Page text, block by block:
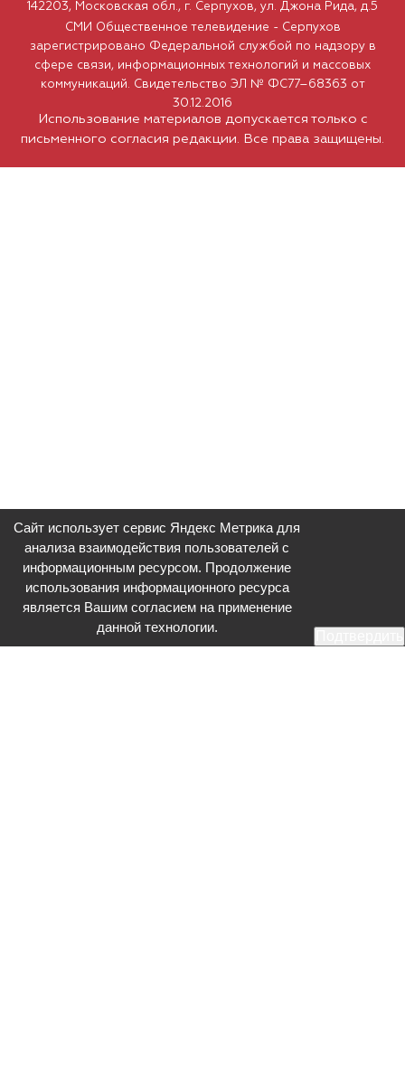
Использование материалов допускается только с
письменного согласия редакции. Все права защищены.
142203, Московская обл., г. Серпухов, ул. Джона Рида, д.5
СМИ Общественное телевидение - Серпухов
зарегистрировано Федеральной службой по надзору в
сфере связи, информационных технологий и массовых
коммуникаций. Свидетельство ЭЛ № ФС77–68363 от
30.12.2016
Сайт использует сервис Яндекс Метрика для
анализа взаимодействия пользователей с
информационным ресурсом. Продолжение
использования информационного ресурса
является Вашим согласием на применение
данной технологии.